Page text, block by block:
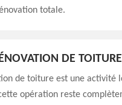
totale.
DE TOITURE
de toiture est une activité
opération reste